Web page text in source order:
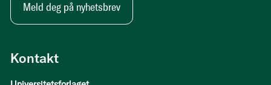
Kontakt
Meld deg på nyhetsbrev